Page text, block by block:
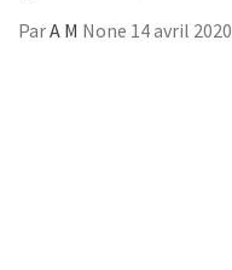
ParA M None 14 avril 2020